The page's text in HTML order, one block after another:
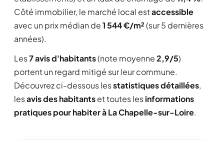
Côté immobilier, le marché local estaccessible
avec un prix médian de1 544 €/m²(sur 5 dernières
années).
Les7 avis d'habitants(note moyenne2,9/5)
portent un regard mitigé sur leur commune.
Découvrez ci-dessous lesstatistiques détaillées,
lesavis des habitantset toutes lesinformations
pratiques pour habiter à La Chapelle-sur-Loire.